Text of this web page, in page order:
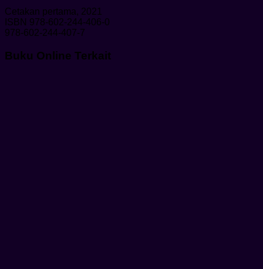
Cetakan pertama, 2021
ISBN 978-602-244-406-0
978-602-244-407-7
Buku Online Terkait